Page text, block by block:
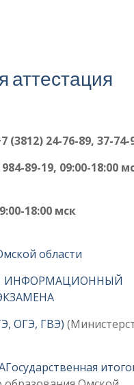
аттестация
24-76-89, 37-74-
89-19, 09:00-18:00
18:00 мск
области
ИНФОРМАЦИОННЫЙ
ОГЭ, ГВЭ)
Государственная